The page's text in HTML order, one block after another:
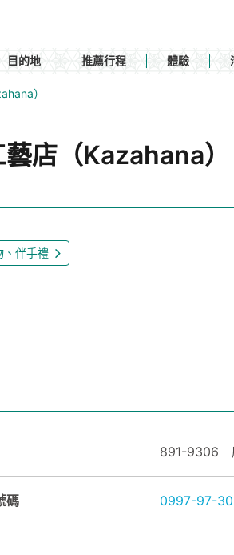
目的地 推薦行程 體驗
）
店（Kazahana）
、伴手禮
891-9306
碼 0997-97-